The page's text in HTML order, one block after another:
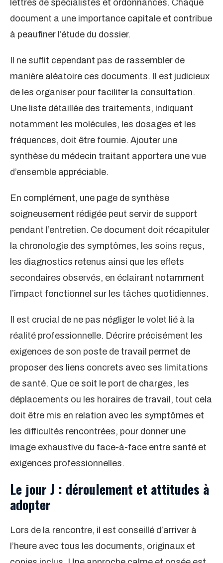
lettres de spécialistes et ordonnances. Chaque
document a une importance capitale et contribue
à peaufiner l’étude du dossier.
Il ne suffit cependant pas de rassembler de
manière aléatoire ces documents. Il est judicieux
de les organiser pour faciliter la consultation.
Une liste détaillée des traitements, indiquant
notamment les molécules, les dosages et les
fréquences, doit être fournie. Ajouter une
synthèse du médecin traitant apportera une vue
d’ensemble appréciable.
En complément, une page de synthèse
soigneusement rédigée peut servir de support
pendant l’entretien. Ce document doit récapituler
la chronologie des symptômes, les soins reçus,
les diagnostics retenus ainsi que les effets
secondaires observés, en éclairant notamment
l’impact fonctionnel sur les tâches quotidiennes.
Il est crucial de ne pas négliger le volet lié à la
réalité professionnelle. Décrire précisément les
exigences de son poste de travail permet de
proposer des liens concrets avec ses limitations
de santé. Que ce soit le port de charges, les
déplacements ou les horaires de travail, tout cela
doit être mis en relation avec les symptômes et
les difficultés rencontrées, pour donner une
image exhaustive du face-à-face entre santé et
exigences professionnelles.
Le jour J : déroulement et attitudes à
adopter
Lors de la rencontre, il est conseillé d’arriver à
l’heure avec tous les documents, originaux et